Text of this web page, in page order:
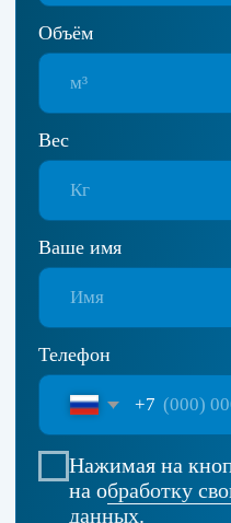
звонка.
Собственный
Регулярные технические
автомобилей. Спутниковый
и маршрута.
Гибкая оплата
услуг
Возможность оплатить услуги
выполнения работы удобным
Доступ в любые зоны
Наличие пропусков позволяет
транспорту в центр города.
Высокий уровень